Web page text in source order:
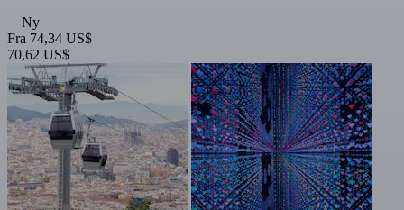
Ny
Fra 74,34 US$
70,62 US$